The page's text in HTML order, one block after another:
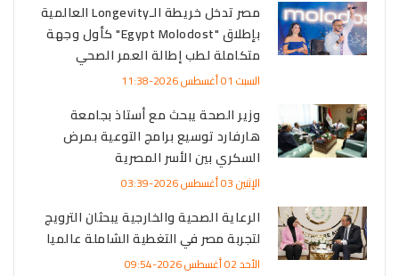
مصر تدخل خريطة الـLongevity العالمية
بإطلاق "Egypt Molodost" كأول وجهة
متكاملة لطب إطالة العمر الصحي
السبت 01 أغسطس 2026-11:38
وزير الصحة يبحث مع أستاذ بجامعة
هارفارد توسيع برامج التوعية بمرض
السكري بين الأسر المصرية
الإثنين 03 أغسطس 2026-03:39
الرعاية الصحية والخارجية يبحثان الترويج
لتجربة مصر في التغطية الشاملة عالميا
الأحد 02 أغسطس 2026-09:54